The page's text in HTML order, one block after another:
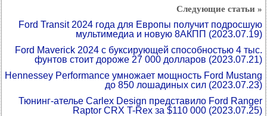
Следующие статьи »
Ford Transit 2024 года для Европы получит подросшую
мультимедиа и новую 8АКПП (2023.07.19)
Ford Maverick 2024 с буксирующей способностью 4 тыс.
фунтов стоит дороже 27 000 долларов (2023.07.21)
Hennessey Performance умножает мощность Ford Mustang
до 850 лошадиных сил (2023.07.23)
Тюнинг-ателье Carlex Design представило Ford Ranger
Raptor CRX T-Rex за $110 000 (2023.07.25)